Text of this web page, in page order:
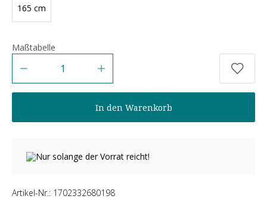
165 cm
Maßtabelle
In den Warenkorb
Nur solange der Vorrat reicht!
Artikel-Nr.: 1702332680198